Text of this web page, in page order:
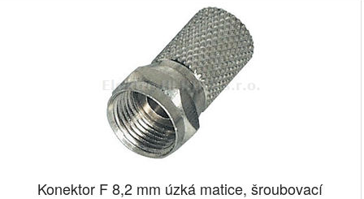
Konektor F 8,2 mm úzká matice, šroubovací